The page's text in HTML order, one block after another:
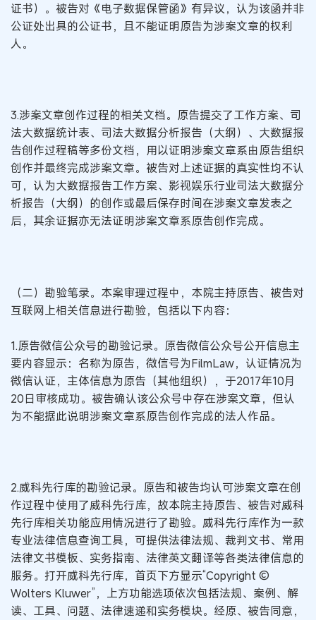
证书）。被告对《电子数据保管函》有异议，认为该函并非
公证处出具的公证书，且不能证明原告为涉案文章的权利
人。
3.涉案文章创作过程的相关文档。原告提交了工作方案、司
法大数据统计表、司法大数据分析报告（大纲）、大数据报
告创作过程稿等多份文档，用以证明涉案文章系由原告组织
创作并最终完成涉案文章。被告对上述证据的真实性均不认
可，认为大数据报告工作方案、影视娱乐行业司法大数据分
析报告（大纲）的创作或最后保存时间在涉案文章发表之
后，其余证据亦无法证明涉案文章系原告创作完成。
（二）勘验笔录。本案审理过程中，本院主持原告、被告对
互联网上相关信息进行勘验，包括以下内容：
1.原告微信公众号的勘验记录。原告微信公众号公开信息主
要内容显示：名称为原告，微信号为FilmLaw，认证情况为
微信认证，主体信息为原告（其他组织），于2017年10月
20日审核成功。被告确认该公众号中存在涉案文章，但认
为不能据此说明涉案文章系原告创作完成的法人作品。
2.威科先行库的勘验记录。原告和被告均认可涉案文章在创
作过程中使用了威科先行库，故本院主持原告、被告对威科
先行库相关功能应用情况进行了勘验。威科先行库作为一款
专业法律信息查询工具，可提供法律法规、裁判文书、常用
法律文书模板、实务指南、法律英文翻译等各类法律信息的
服务。打开威科先行库，首页下方显示“Copyright ©
Wolters Kluwer”，上方功能选项依次包括法规、案例、解
读、工具、问题、法律速递和实务模块。经原、被告同意，